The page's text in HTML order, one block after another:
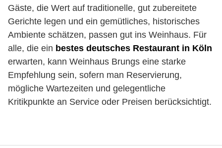
Gäste, die Wert auf traditionelle, gut zubereitete
Gerichte legen und ein gemütliches, historisches
Ambiente schätzen, passen gut ins Weinhaus. Für
alle, die ein bestes deutsches Restaurant in Köln
erwarten, kann Weinhaus Brungs eine starke
Empfehlung sein, sofern man Reservierung,
mögliche Wartezeiten und gelegentliche
Kritikpunkte an Service oder Preisen berücksichtigt.